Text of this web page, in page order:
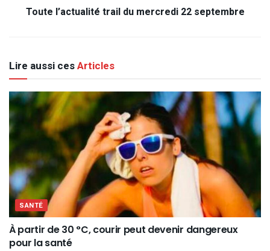
Toute l’actualité trail du mercredi 22 septembre
Lire aussi cesArticles
SANTÉ
À partir de 30 °C, courir peut devenir dangereux
pour la santé